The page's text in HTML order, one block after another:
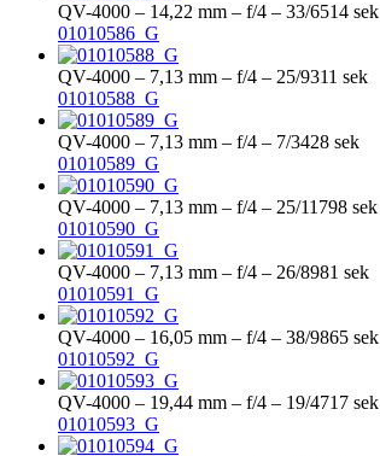
QV-4000 – 14,22 mm – f/4 – 33/6514 sek
01010586_G
QV-4000 – 7,13 mm – f/4 – 25/9311 sek
01010588_G
QV-4000 – 7,13 mm – f/4 – 7/3428 sek
01010589_G
QV-4000 – 7,13 mm – f/4 – 25/11798 sek
01010590_G
QV-4000 – 7,13 mm – f/4 – 26/8981 sek
01010591_G
QV-4000 – 16,05 mm – f/4 – 38/9865 sek
01010592_G
QV-4000 – 19,44 mm – f/4 – 19/4717 sek
01010593_G